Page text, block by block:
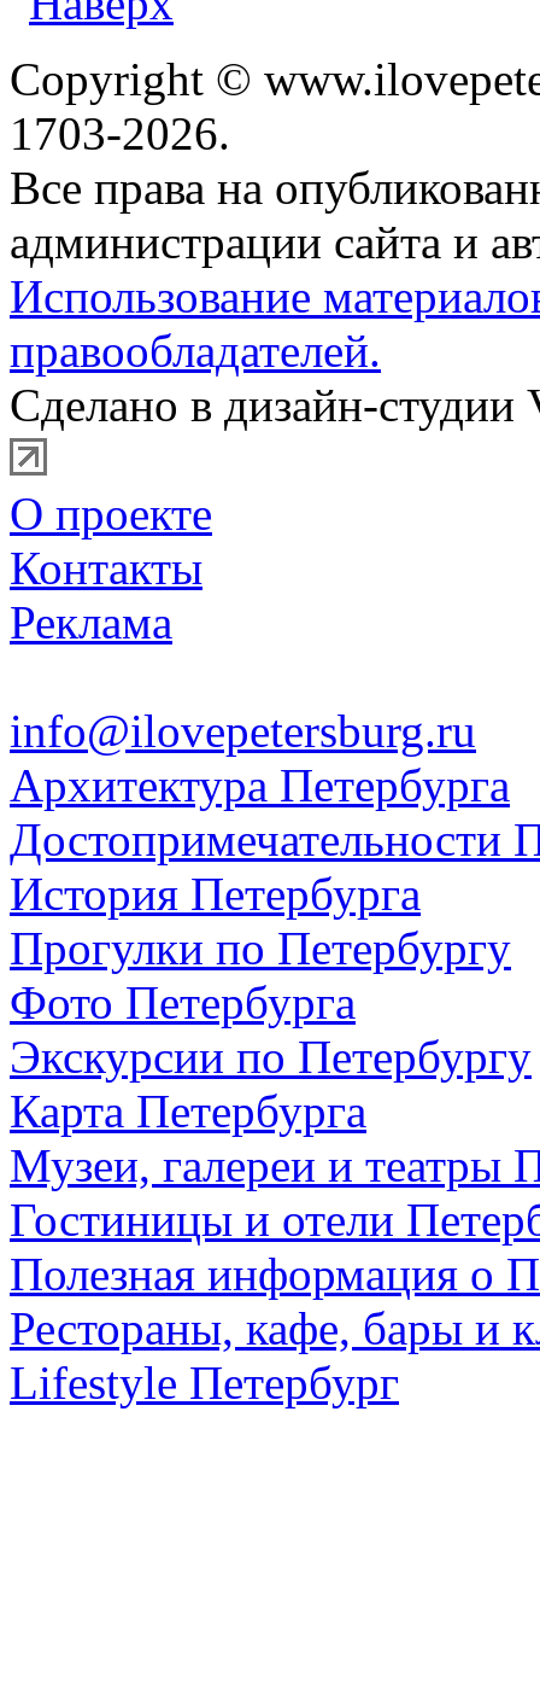
Copyright ©
1703-2026.
Все права на
администрации сайта и
Использование
правообладателей.
Сделано в дизайн-студии
О проекте
Контакты
Реклама
info@ilovepetersburg.ru
Архитектура Петербурга
Достопримечательности
История Петербурга
Прогулки по Петербургу
Фото Петербурга
Экскурсии по Петербургу
Карта Петербурга
Музеи, галереи и театры
Гостиницы и отели
Полезная информация о
Рестораны, кафе, бары и
Lifestyle Петербург